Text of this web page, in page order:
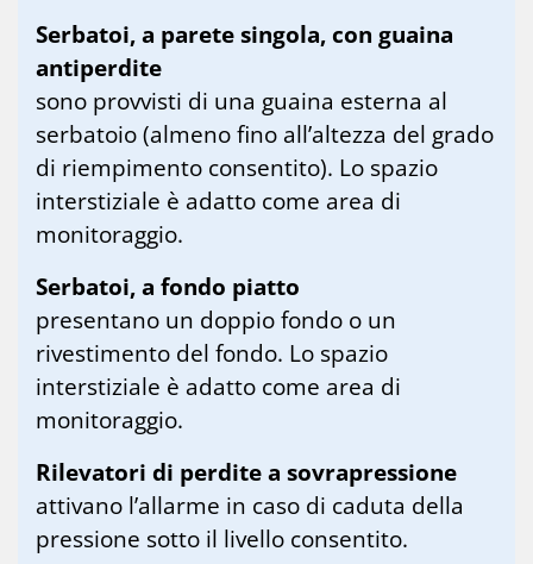
Serbatoi, a parete singola, con guaina
antiperdite
sono provvisti di una guaina esterna al
serbatoio (almeno fino all’altezza del grado
di riempimento consentito). Lo spazio
interstiziale è adatto come area di
monitoraggio.
Serbatoi, a fondo piatto
presentano un doppio fondo o un
rivestimento del fondo. Lo spazio
interstiziale è adatto come area di
monitoraggio.
Rilevatori di perdite a sovrapressione
attivano l’allarme in caso di caduta della
pressione sotto il livello consentito.